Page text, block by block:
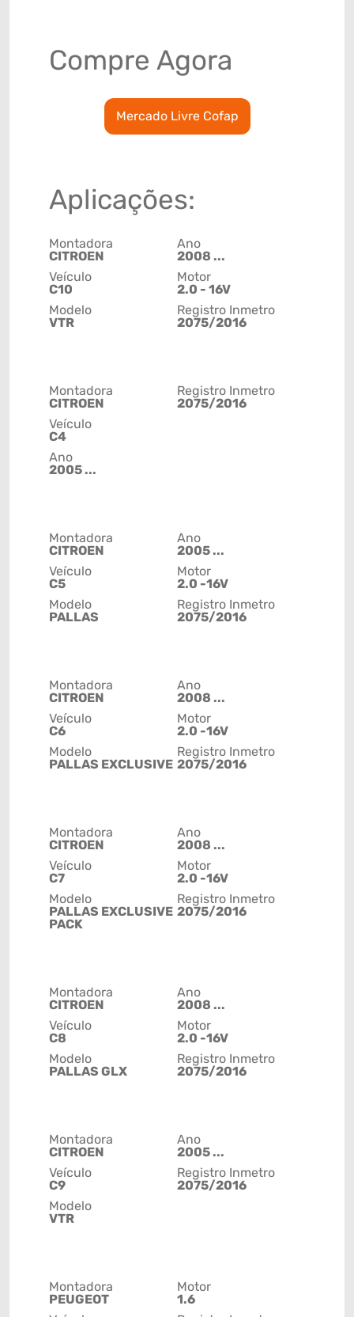
Compre Agora
Mercado Livre Cofap
Aplicações:
Montadora
CITROEN
Veículo
C10
Modelo
VTR
Ano
2008 ...
Motor
2.0 - 16V
Registro Inmetro
2075/2016
Montadora
CITROEN
Veículo
C4
Ano
2005 ...
Registro Inmetro
2075/2016
Montadora
CITROEN
Veículo
C5
Modelo
PALLAS
Ano
2005 ...
Motor
2.0 -16V
Registro Inmetro
2075/2016
Montadora
CITROEN
Veículo
C6
Modelo
PALLAS EXCLUSIVE
Ano
2008 ...
Motor
2.0 -16V
Registro Inmetro
2075/2016
Montadora
CITROEN
Veículo
C7
Modelo
PALLAS EXCLUSIVE
PACK
Ano
2008 ...
Motor
2.0 -16V
Registro Inmetro
2075/2016
Montadora
CITROEN
Veículo
C8
Modelo
PALLAS GLX
Ano
2008 ...
Motor
2.0 -16V
Registro Inmetro
2075/2016
Montadora
CITROEN
Veículo
C9
Modelo
VTR
Ano
2005 ...
Registro Inmetro
2075/2016
Montadora
PEUGEOT
Motor
1.6